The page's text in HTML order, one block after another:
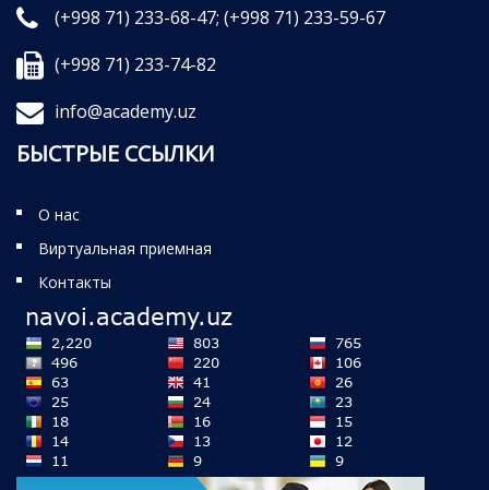
(+998 71) 233-68-47; (+998 71) 233-59-67
(+998 71) 233-74-82
info@academy.uz
БЫСТРЫЕ ССЫЛКИ
О нас
Виртуальная приемная
Контакты